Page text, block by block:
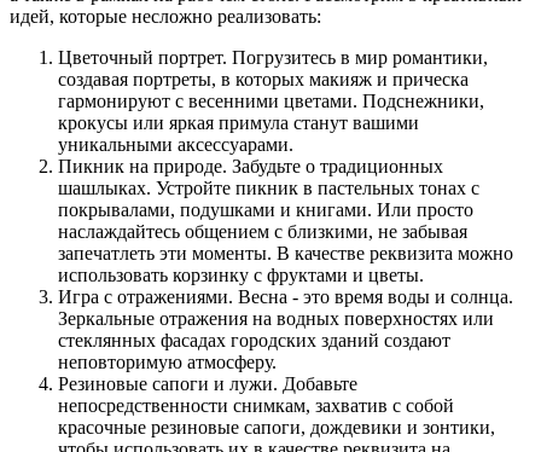
идей, которые несложно реализовать:
Цветочный портрет. Погрузитесь в мир романтики,
создавая портреты, в которых макияж и прическа
гармонируют с весенними цветами. Подснежники,
крокусы или яркая примула станут вашими
уникальными аксессуарами.
Пикник на природе. Забудьте о традиционных
шашлыках. Устройте пикник в пастельных тонах с
покрывалами, подушками и книгами. Или просто
наслаждайтесь общением с близкими, не забывая
запечатлеть эти моменты. В качестве реквизита можно
использовать корзинку с фруктами и цветы.
Игра с отражениями. Весна - это время воды и солнца.
Зеркальные отражения на водных поверхностях или
стеклянных фасадах городских зданий создают
неповторимую атмосферу.
Резиновые сапоги и лужи. Добавьте
непосредственности снимкам, захватив с собой
красочные резиновые сапоги, дождевики и зонтики,